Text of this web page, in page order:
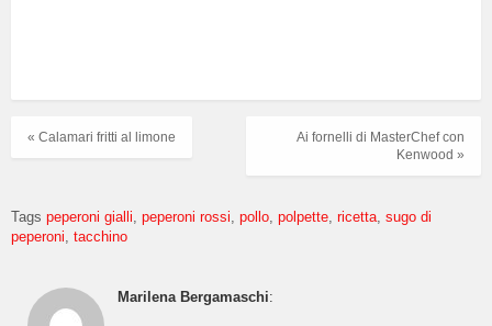
Ai fornelli di MasterChef con
Kenwood »
« Calamari fritti al limone
Tags peperoni gialli peperoni rossi pollo polpette ricetta sugo di
peperoni tacchino
Marilena Bergamaschi: